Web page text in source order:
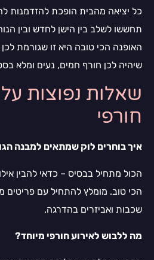
כל יציאה מהבית הופכת להזדמנות
תחששו לשלב בין הישן לחדש ובין
האופנה הכי טובה היא זו שגורמת
שיהיה לכן חורף חמים, נעים ומלא
שאלות נפוצות על
חורפי
איך בוחרים לוק שמתאים למבנה
הכול מתחיל בבסיס – כדאי להבין
הכי טוב. מומלץ להתחיל עם פריטים
שכבות ואביזרים בהדרגה.
מה ללבוש לאירוע חורפי מיוחד?